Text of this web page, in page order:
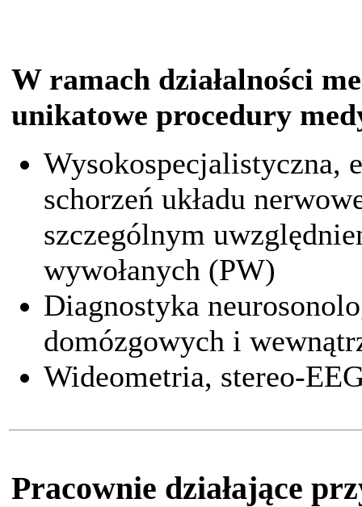
W ramach działalności
unikatowe procedury
Wysokospecjalistyczna,
schorzeń układu
szczególnym
wywołanych (PW)
Diagnostyka
domózgowych i
Wideometria, stereo-
Pracownie działające